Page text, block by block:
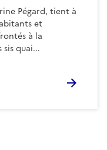
Pégard, tient à
et
à la
quai...